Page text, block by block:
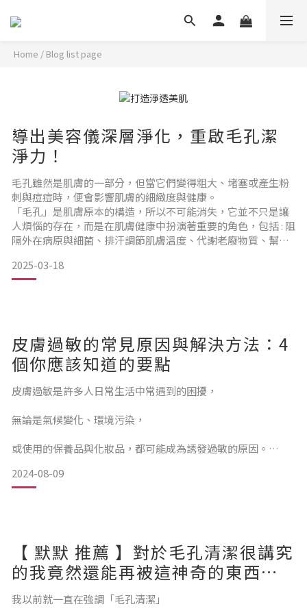
Home / Blog list page
導出美容儀深層淨化，重啟毛孔潔
淨力！
毛孔雖然是肌膚的一部分，但當它們變得粗大、堵塞或產生粉
刺與痘痘時，便會影響肌膚的細緻度與健康。
「毛孔」是肌膚原本的構造，所以不可能消失，它並不只是讓
人煩惱的存在，而是在肌膚健康中扮演著重要的角色，包括 : 阻
隔外在病原與細菌、排汗調節肌膚溫度、代謝老廢物質、幫助
此，維持毛孔的潔淨與健康，才能讓肌膚保持細緻光滑，呈現
年輕透亮的狀態！然而，日常洗臉往往無法深入清潔毛孔底
2025-03-18
皮膚過敏的常見原因與解決方法：4
個你應該知道的要點
皮膚過敏是許多人日常生活中常遇到的困擾，
無論是氣候變化、環境污染，
或使用的保養品與化妝品，都可能成為誘發過敏的原因。
了解過敏的主要原因，並採取適當的防護措施，
幫助你更有效地預防與應對皮膚過敏。
皮膚過敏原因1.環境因素引起的過敏
2024-08-09
【 默默 推薦 】對於毛孔清潔很講究
的我竟然還能再被這神奇的東西導
出更多毛孔內的髒污！！！
我以前就一直在強調「毛孔清潔」